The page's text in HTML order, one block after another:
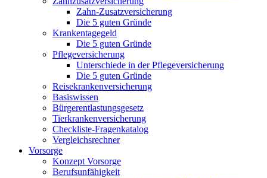
Zahn-Zusatzversicherung
Die 5 guten Gründe
Krankentagegeld
Die 5 guten Gründe
Pflegeversicherung
Unterschiede in der Pflegeversicherung
Die 5 guten Gründe
Reisekrankenversicherung
Basiswissen
Bürgerentlastungsgesetz
Tierkrankenversicherung
Checkliste-Fragenkatalog
Vergleichsrechner
Vorsorge
Konzept Vorsorge
Berufsunfähigkeit